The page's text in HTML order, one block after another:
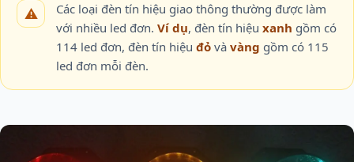
Các loại đèn tín hiệu giao thông thường được làm
với nhiều led đơn. Ví dụ, đèn tín hiệu xanh gồm có
114 led đơn, đèn tín hiệu đỏ và vàng gồm có 115
led đơn mỗi đèn.